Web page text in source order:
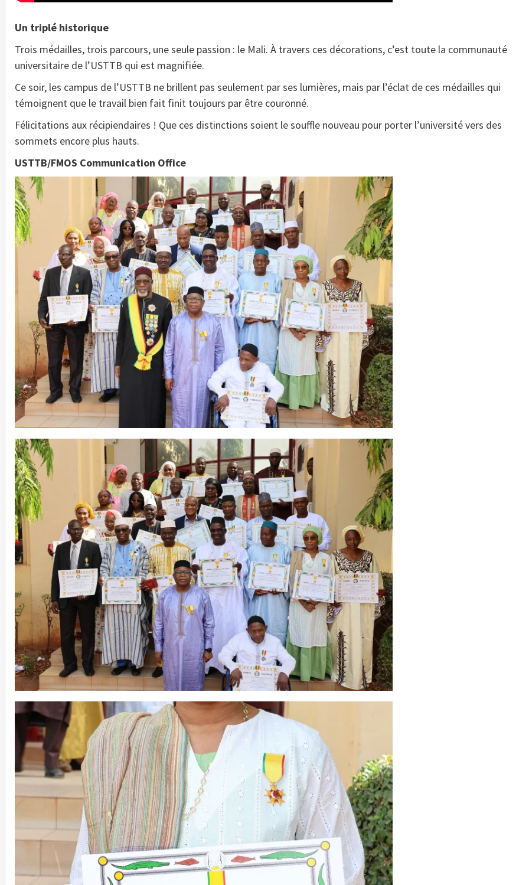
Un triplé historique
Trois médailles, trois parcours, une seule passion : le Mali. À travers ces décorations, c’est toute la communauté
universitaire de l’USTTB qui est magnifiée.
Ce soir, les campus de l’USTTB ne brillent pas seulement par ses lumières, mais par l’éclat de ces médailles qui
témoignent que le travail bien fait finit toujours par être couronné.
Félicitations aux récipiendaires ! Que ces distinctions soient le souffle nouveau pour porter l’université vers des
sommets encore plus hauts.
USTTB/FMOS Communication Office